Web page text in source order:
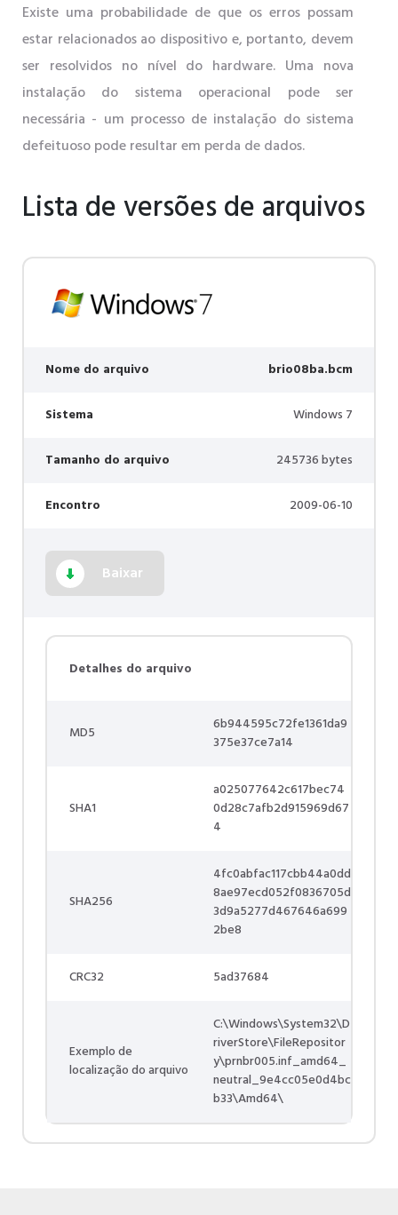
Existe uma probabilidade de que os erros possam
estar relacionados ao dispositivo e, portanto, devem
ser resolvidos no nível do hardware. Uma nova
instalação do sistema operacional pode ser
necessária - um processo de instalação do sistema
defeituoso pode resultar em perda de dados.
Lista de versões de arquivos
Nome do arquivo brio08ba.bcm
Sistema Windows 7
Tamanho do arquivo 245736 bytes
Encontro 2009-06-10
Baixar
Detalhes do arquivo
MD5
6b944595c72fe1361da9
375e37ce7a14
SHA1
a025077642c617bec74
0d28c7afb2d915969d67
4
SHA256
4fc0abfac117cbb44a0dd
8ae97ecd052f0836705d
3d9a5277d467646a699
2be8
CRC32 5ad37684
Exemplo de
localização do arquivo
C:\Windows\System32\D
riverStore\FileRepositor
y\prnbr005.inf_amd64_
neutral_9e4cc05e0d4bc
b33\Amd64\